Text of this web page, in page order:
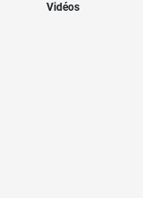
Vidéos